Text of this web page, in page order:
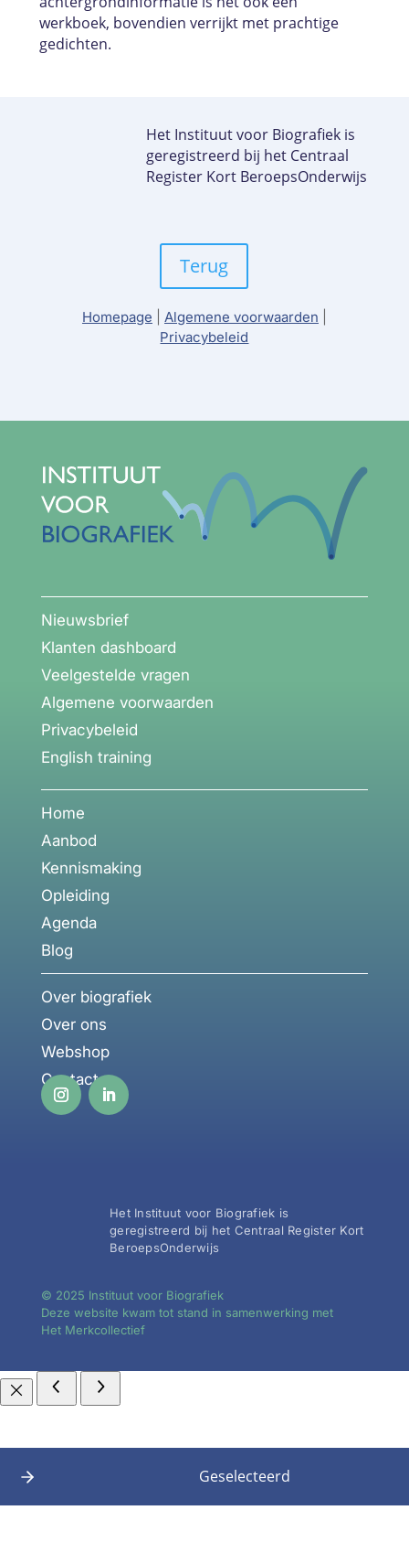
werkboek, bovendien verrijkt met prachtige
gedichten.
Het Instituut voor Biografiek is
geregistreerd bij het Centraal
Register Kort BeroepsOnderwijs
Terug
Homepage Algemene voorwaarden
Privacybeleid
Nieuwsbrief
Klanten dashboard
Veelgestelde vragen
Algemene voorwaarden
Privacybeleid
English training
Home
Aanbod
Kennismaking
Opleiding
Agenda
Blog
Over biografiek
Over ons
Webshop
Contact
Het Instituut voor Biografiek is
geregistreerd bij het Centraal Register Kort
BeroepsOnderwijs
© 2025 Instituut voor Biografiek
Deze website kwam tot stand in samenwerking met
Het Merkcollectief
Geselecteerd